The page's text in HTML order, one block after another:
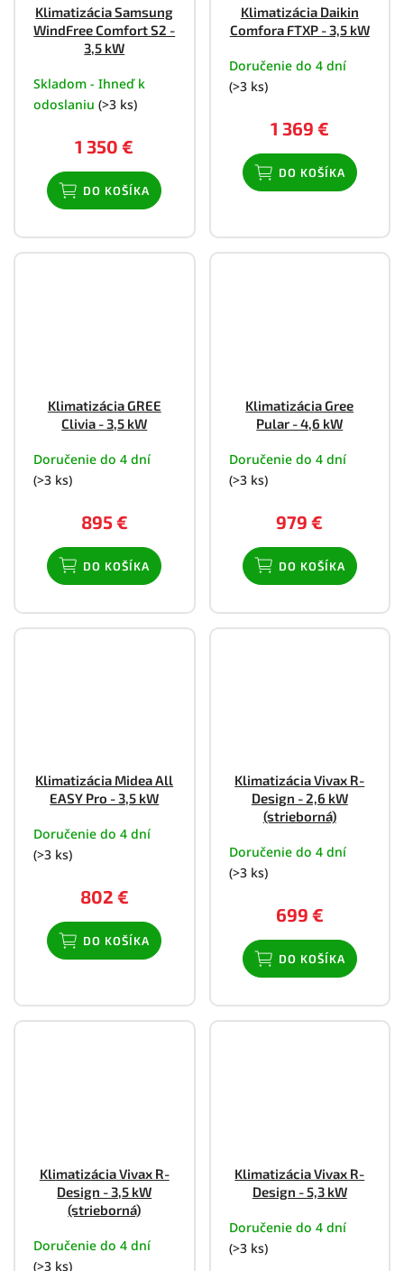
Porovnávať parametre
Klimatizácia Samsung
WindFree Comfort S2 -
3,5 kW
Skladom - Ihneď k
odoslaniu (>3 ks)
1 350 €
DO KOŠÍKA
Klimatizácia Daikin
Comfora FTXP - 3,5 kW
Doručenie do 4 dní
(>3 ks)
1 369 €
DO KOŠÍKA
Klimatizácia GREE
Clivia - 3,5 kW
Doručenie do 4 dní
(>3 ks)
895 €
DO KOŠÍKA
Klimatizácia Gree
Pular - 4,6 kW
Doručenie do 4 dní
(>3 ks)
979 €
DO KOŠÍKA
Klimatizácia Midea All
EASY Pro - 3,5 kW
Doručenie do 4 dní
(>3 ks)
802 €
DO KOŠÍKA
Klimatizácia Vivax R-
Design - 2,6 kW
(strieborná)
Doručenie do 4 dní
(>3 ks)
699 €
DO KOŠÍKA
Klimatizácia Vivax R-
Design - 3,5 kW
(strieborná)
Doručenie do 4 dní
(>3 ks)
Klimatizácia Vivax R-
Design - 5,3 kW
Doručenie do 4 dní
(>3 ks)